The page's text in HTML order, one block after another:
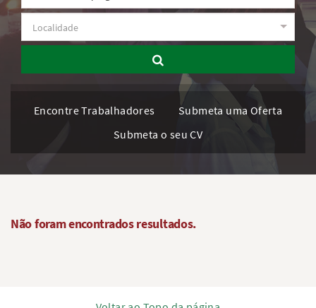
Encontre Trabalhadores
Submeta uma Oferta
Submeta o seu CV
Não foram encontrados resultados.